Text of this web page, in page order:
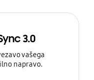
3.0
vašega
napravo.